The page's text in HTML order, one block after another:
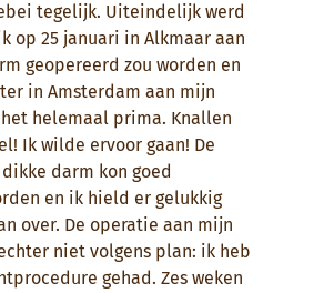
tegelijk. Uiteindelijk werd
op 25 januari in Alkmaar aan
geopereerd zou worden en
in Amsterdam aan mijn
helemaal prima. Knallen
Ik wilde ervoor gaan! De
darm kon goed
en ik hield er gelukkig
over. De operatie aan mijn
niet volgens plan: ik heb
gehad. Zes weken